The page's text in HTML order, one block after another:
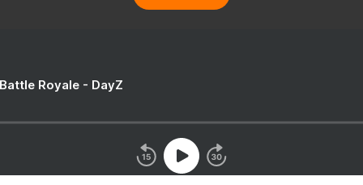
Royale - DayZ